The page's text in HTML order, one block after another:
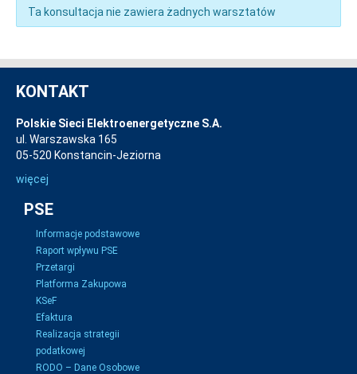
Ta konsultacja nie zawiera żadnych warsztatów
KONTAKT
Polskie Sieci Elektroenergetyczne S.A.
ul. Warszawska 165
05-520 Konstancin-Jeziorna
więcej
PSE
Informacje podstawowe
Raport wpływu PSE
Przetargi
Platforma Zakupowa
KSeF
Efaktura
Realizacja strategii
podatkowej
RODO – Dane Osobowe